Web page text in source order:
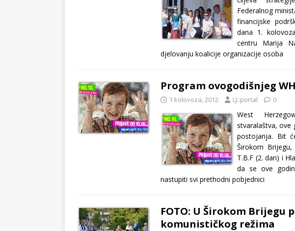
Federalnog
financijske
dana 1.
centru Marija
djelovanju koalicije organizacije osoba
Program ovogodišnjeg
1 kolovoza, 2012 LJ::portal 0
West
stvaralaštva, ove
postojanja. Bit
Širokom
T.B.F (2. dan) i
da se ove
nastupiti svi prethodni pobjednici
FOTO: U Širokom Brijegu
komunističkog režima